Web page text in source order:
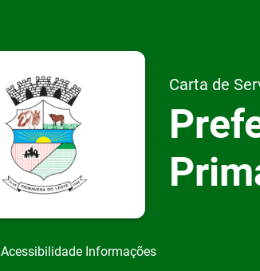
Carta de
Acessibilidade Informações